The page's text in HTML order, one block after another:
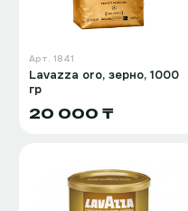
Арт. 1841
Lavazza oro, зерно, 1000
гр
20 000 ₸